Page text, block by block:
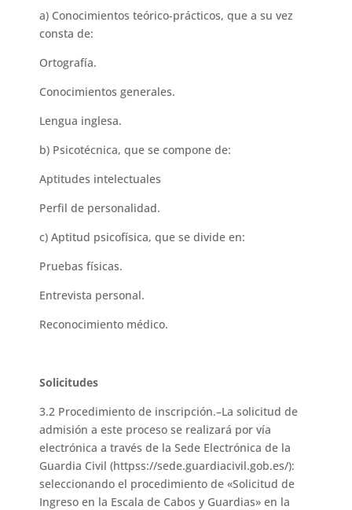
a) Conocimientos teórico-prácticos, que a su vez
consta de:
Ortografía.
Conocimientos generales.
Lengua inglesa.
b) Psicotécnica, que se compone de:
Aptitudes intelectuales
Perfil de personalidad.
c) Aptitud psicofísica, que se divide en:
Pruebas físicas.
Entrevista personal.
Reconocimiento médico.
Solicitudes
3.2 Procedimiento de inscripción.–La solicitud de
admisión a este proceso se realizará por vía
electrónica a través de la Sede Electrónica de la
Guardia Civil (httpss://sede.guardiacivil.gob.es/):
seleccionando el procedimiento de «Solicitud de
Ingreso en la Escala de Cabos y Guardias» en la